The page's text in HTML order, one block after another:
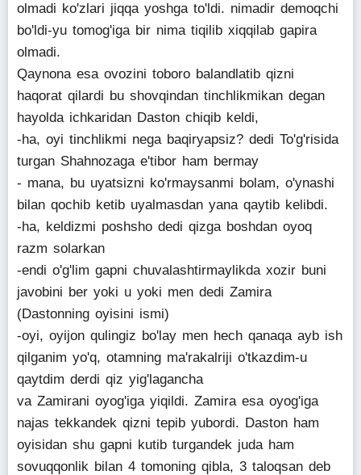
olmadi ko'zlari jiqqa yoshga to'ldi. nimadir demoqchi
bo'ldi-yu tomog'iga bir nima tiqilib xiqqilab gapira
olmadi.
Qaynona esa ovozini toboro balandlatib qizni
haqorat qilardi bu shovqindan tinchlikmikan degan
hayolda ichkaridan Daston chiqib keldi,
-ha, oyi tinchlikmi nega baqiryapsiz? dedi To'g'risida
turgan Shahnozaga e'tibor ham bermay
- mana, bu uyatsizni ko'rmaysanmi bolam, o'ynashi
bilan qochib ketib uyalmasdan yana qaytib kelibdi.
-ha, keldizmi poshsho dedi qizga boshdan oyoq
razm solarkan
-endi o'g'lim gapni chuvalashtirmaylikda xozir buni
javobini ber yoki u yoki men dedi Zamira
(Dastonning oyisini ismi)
-oyi, oyijon qulingiz bo'lay men hech qanaqa ayb ish
qilganim yo'q, otamning ma'rakalriji o'tkazdim-u
qaytdim derdi qiz yig'lagancha
va Zamirani oyog'iga yiqildi. Zamira esa oyog'iga
najas tekkandek qizni tepib yubordi. Daston ham
oyisidan shu gapni kutib turgandek juda ham
sovuqqonlik bilan 4 tomoning qibla, 3 taloqsan deb